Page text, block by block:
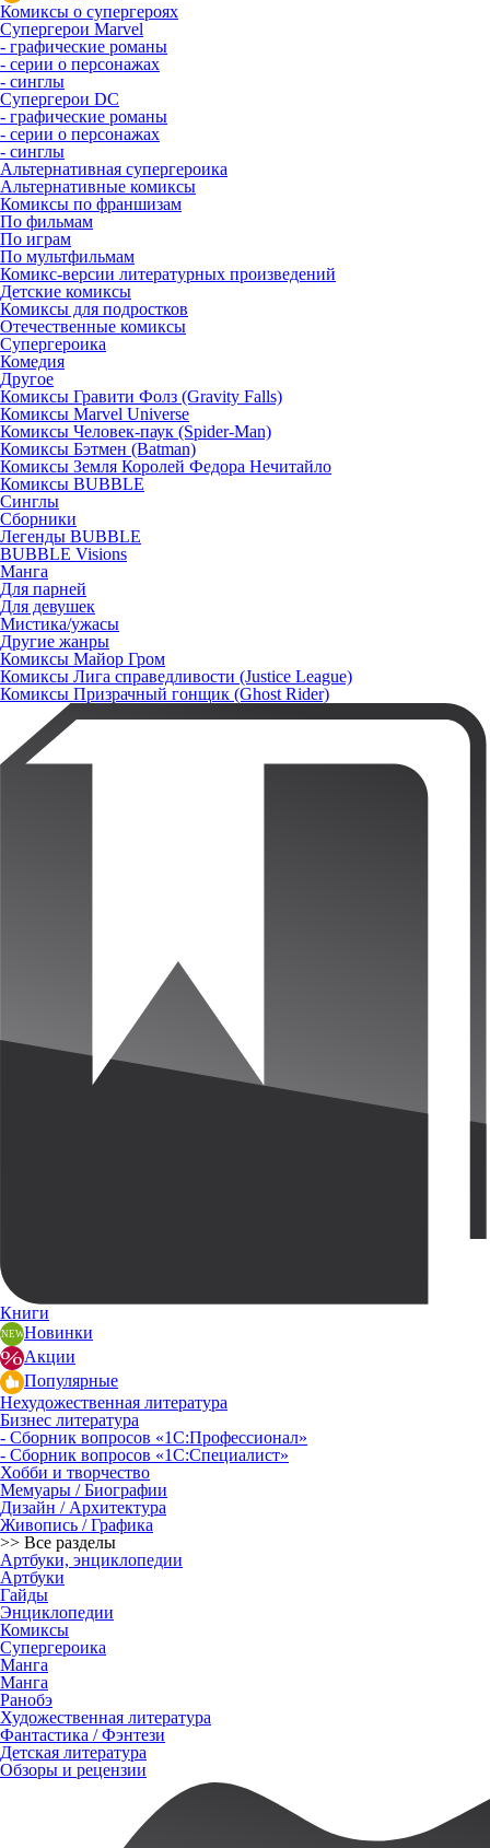
Комиксы о супергероях
Супергерои Marvel
- графические романы
- серии о персонажах
- синглы
Супергерои DC
- графические романы
- серии о персонажах
- синглы
Альтернативная супергероика
Альтернативные комиксы
Комиксы по франшизам
По фильмам
По играм
По мультфильмам
Комикс-версии литературных произведений
Детские комиксы
Комиксы для подростков
Отечественные комиксы
Супергероика
Комедия
Другое
Комиксы Гравити Фолз (Gravity Falls)
Комиксы Marvel Universe
Комиксы Человек-паук (Spider-Man)
Комиксы Бэтмен (Batman)
Комиксы Земля Королей Федора Нечитайло
Комиксы BUBBLE
Синглы
Сборники
Легенды BUBBLE
BUBBLE Visions
Манга
Для парней
Для девушек
Мистика/ужасы
Другие жанры
Комиксы Майор Гром
Комиксы Лига справедливости (Justice League)
Комиксы Призрачный гонщик (Ghost Rider)
Книги
Новинки
Акции
Популярные
Нехудожественная литература
Бизнес литература
- Сборник вопросов «1С:Профессионал»
- Сборник вопросов «1С:Специалист»
Хобби и творчество
Мемуары / Биографии
Дизайн / Архитектура
Живопись / Графика
>> Все разделы
Артбуки, энциклопедии
Артбуки
Гайды
Энциклопедии
Комиксы
Супергероика
Манга
Манга
Ранобэ
Художественная литература
Фантастика / Фэнтези
Детская литература
Обзоры и рецензии